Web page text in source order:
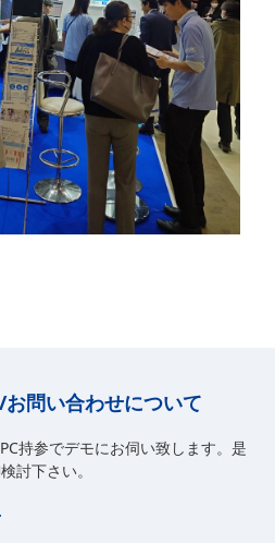
問い合わせについて
持参でデモにお伺い致します。是
討下さい。